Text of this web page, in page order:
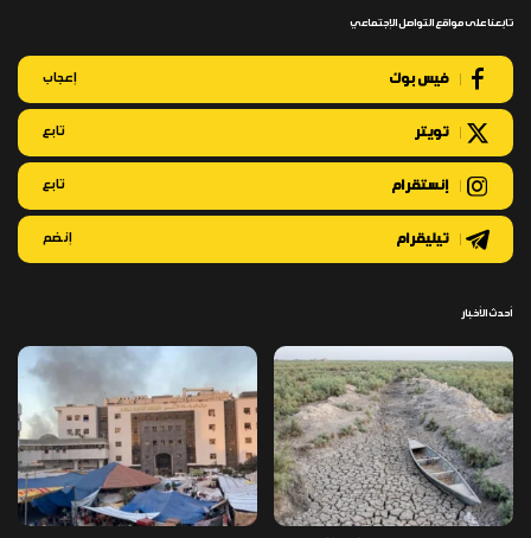
تابعنا على مواقع التواصل الإجتماعي
فيس بوك إعجاب
تويتر تابع
إنستقرام تابع
تيليقرام إنضم
أحدث الأخبار